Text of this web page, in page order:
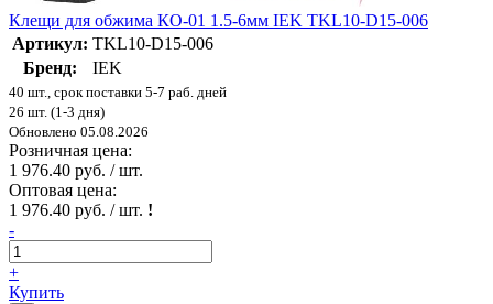
Клещи для обжима КО-01 1.5-6мм IEK TKL10-D15-006
Артикул: TKL10-D15-006
Бренд:
IEK
40 шт., срок поставки 5-7 раб. дней
26 шт. (1-3 дня)
Обновлено 05.08.2026
Розничная цена:
1 976.40 руб. / шт.
Оптовая цена:
1 976.40 руб. / шт. !
-
+
Купить